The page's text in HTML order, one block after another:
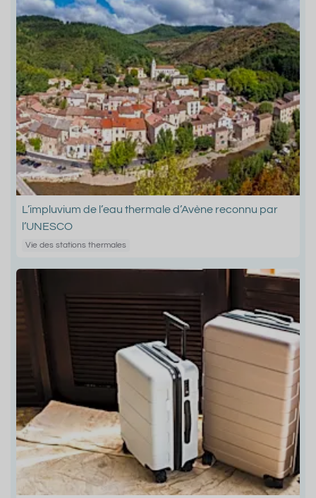
L’impluvium de l’eau thermale d’Avène reconnu par
l’UNESCO
Vie des stations thermales